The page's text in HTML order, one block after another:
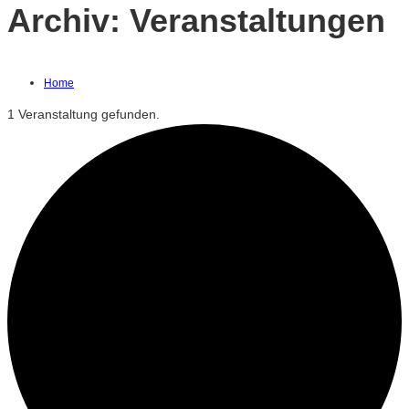
Archiv: Veranstaltungen
Home
1 Veranstaltung gefunden.